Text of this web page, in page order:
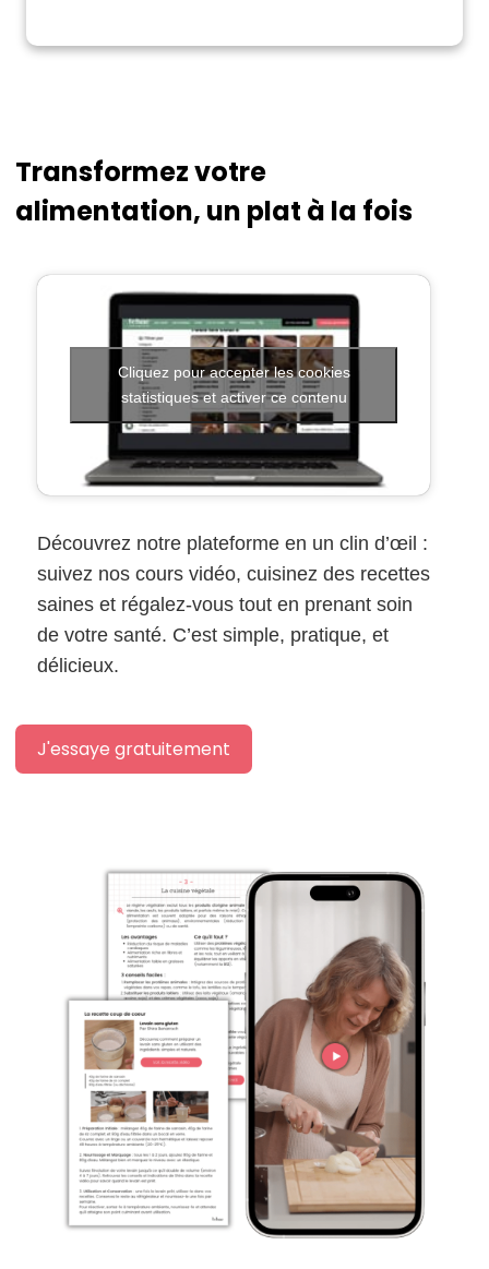
Transformez votre
alimentation, un plat à la fois
Cliquez pour accepter les cookies
statistiques et activer ce contenu
Découvrez notre plateforme en un clin d’œil :
suivez nos cours vidéo, cuisinez des recettes
saines et régalez-vous tout en prenant soin
de votre santé. C’est simple, pratique, et
délicieux.
J'essaye gratuitement